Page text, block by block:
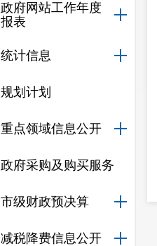
政府网站工作年度
报表
统计信息
规划计划
重点领域信息公开
政府采购及购买服务
市级财政预决算
减税降费信息公开